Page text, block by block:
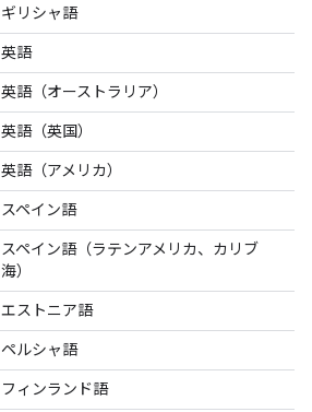
ギリシャ語
英語
英語（オーストラリア）
英語（英国）
英語（アメリカ）
スペイン語
スペイン語（ラテンアメリカ、カリブ
海）
エストニア語
ペルシャ語
フィンランド語